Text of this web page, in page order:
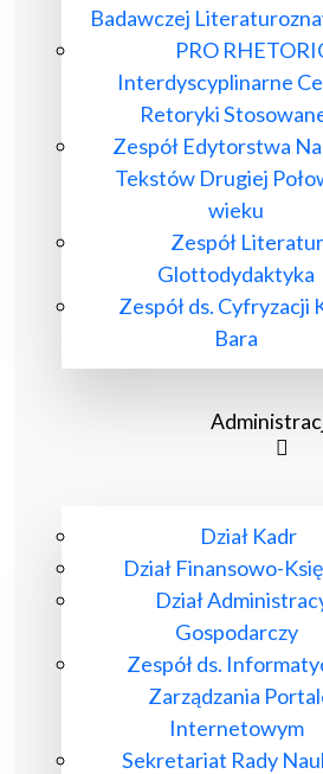
Badawczej
PRO
Interdyscyplinarne
Retoryki
Zespół Edytorstwa
Tekstów Drugiej
wieku
Zespół
Glottodydaktyka
Zespół ds. Cyfryzacji
Bara
Dział Kadr
Dział Finansowo-
Dział
Gospodarczy
Zespół ds.
Zarządzania
Internetowym
Sekretariat Rady